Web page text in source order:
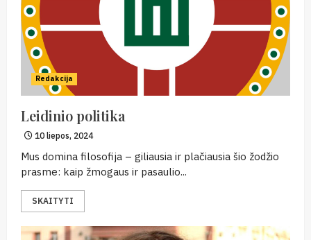
Redakcija
Leidinio politika
10 liepos, 2024
Mus domina filosofija – giliausia ir plačiausia šio žodžio
prasme: kaip žmogaus ir pasaulio...
SKAITYTI